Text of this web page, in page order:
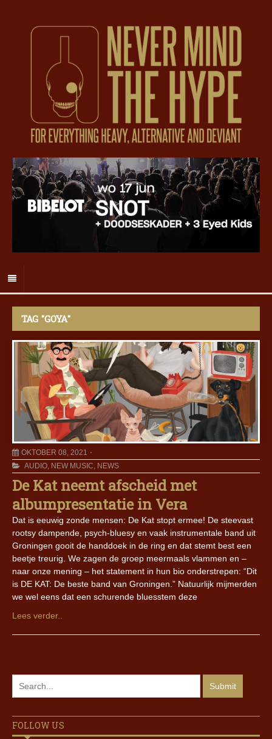
TAG "GOYA"
OKTOBER 08, 2021
AUDIO, NEW MUSIC, NEWS
De Kat neemt afscheid met
albumpresentatie in Vera
Dat is eeuwig zonde mensen: De Kat stopt ermee! De steevast
rootsy dampende, psych-bluesy en vaak instrumentale band uit
Groningen gooit de handdoek in de ring en dat stemt best een
beetje treurig. We zagen de groep meermaals vlammen en –
naar onze mening – het statement in hun bio onderstrepen: “Dit
is DE KAT: De beste band van Groningen.” Natuurlijk mijmerden
we wel eens dat een schurende bluesstem deze
Lees verder..
FOLLOW US